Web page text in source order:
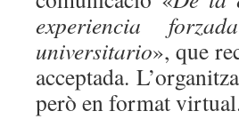
experiencia
universitario», que
acceptada.
però en format